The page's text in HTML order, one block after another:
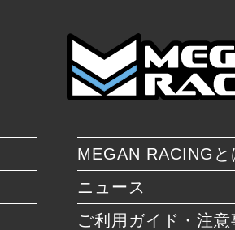
MEGAN RACINGと
ニュース
ご利用ガイド・注意